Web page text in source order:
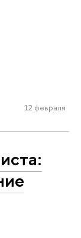
12 февраля